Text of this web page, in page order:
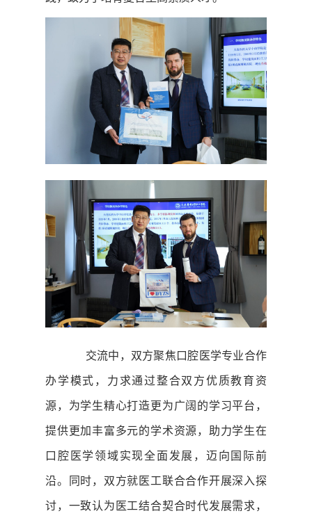
交流中，双方聚焦口腔医学专业合作
办学模式，力求通过整合双方优质教育资
源，为学生精心打造更为广阔的学习平台，
提供更加丰富多元的学术资源，助力学生在
口腔医学领域实现全面发展，迈向国际前
沿。同时，双方就医工联合合作开展深入探
讨，一致认为医工结合契合时代发展需求，